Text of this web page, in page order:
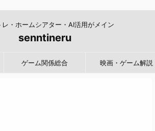
レ・ホームシアター・AI活用がメイン
senntineru
ゲーム関係総合 映画・ゲーム解説